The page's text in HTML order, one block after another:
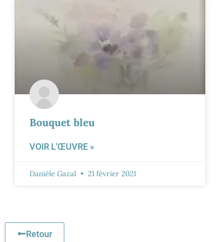
Bouquet bleu
VOIR L'ŒUVRE »
Danièle Gazal 21 février 2021
Retour